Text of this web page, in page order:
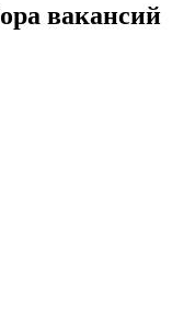
вакансий